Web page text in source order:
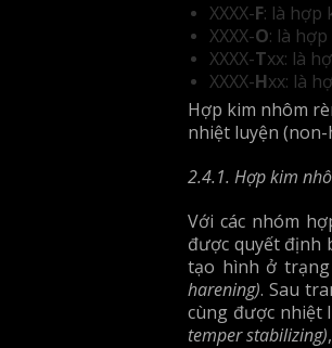
XXXX-F: là hợp
XXXX-O: là
XXXX-Txx: là
XXXX-Hxx: là
Hợp kim nhôm
nhiệt luyện
2.4.1. Hợp kim
Với các nhóm
được quyết định
tạo hình ở
harening). Sau
cùng được nhiệt
temper stabilizing)